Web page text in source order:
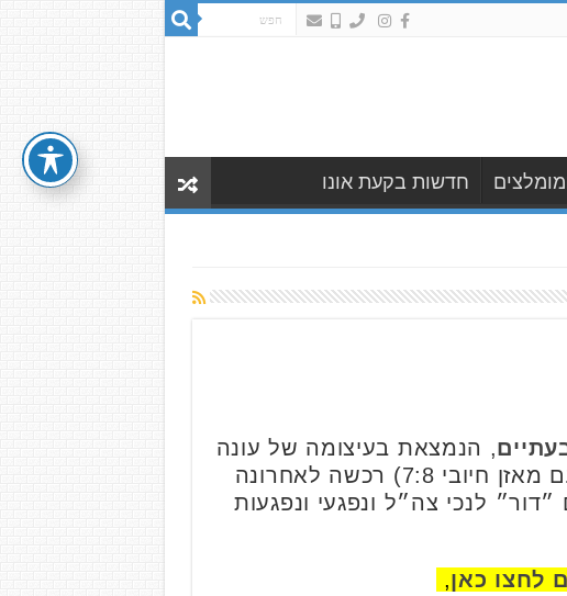
חדשות בקעת אונו
, הנמצאת בעיצומה של עונה
מוצלחת בליגה הארצית (מדורגת במקום ה-6 מתוך 14 קבוצות בליגה, עם מאזן חיובי 7:8) רכשה לאחרונה
לנכי צה״ל ונפגעי ונפגעות
לחצו כאן,